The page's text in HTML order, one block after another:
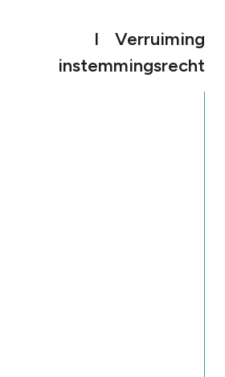
I Verruiming
instemmingsrecht